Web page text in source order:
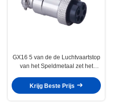
GX16 5 van de de Luchtvaartstop
van het Speldmetaal zet het
Chassis Stop en Contactdoos op
Krijg Beste Prijs